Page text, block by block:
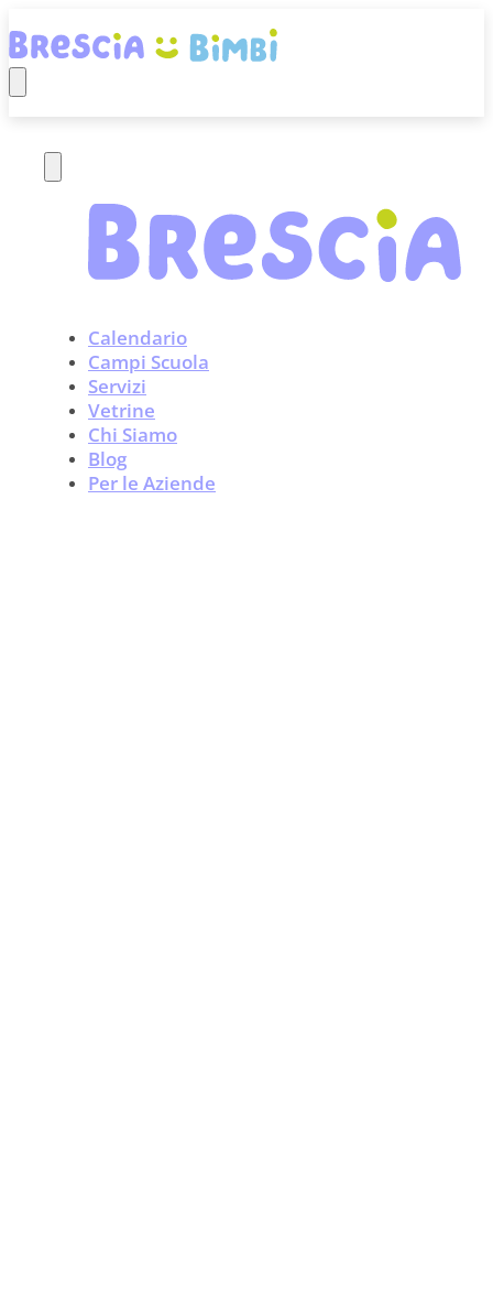
Calendario
Campi Scuola
Servizi
Vetrine
Chi Siamo
Blog
Per le Aziende